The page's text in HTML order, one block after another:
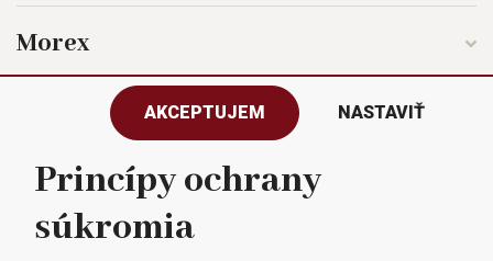
Morex
Sledujte nás
Všetky práva vyhradené © 2023
AKCEPTUJEM NASTAVIŤ
Princípy ochrany
súkromia